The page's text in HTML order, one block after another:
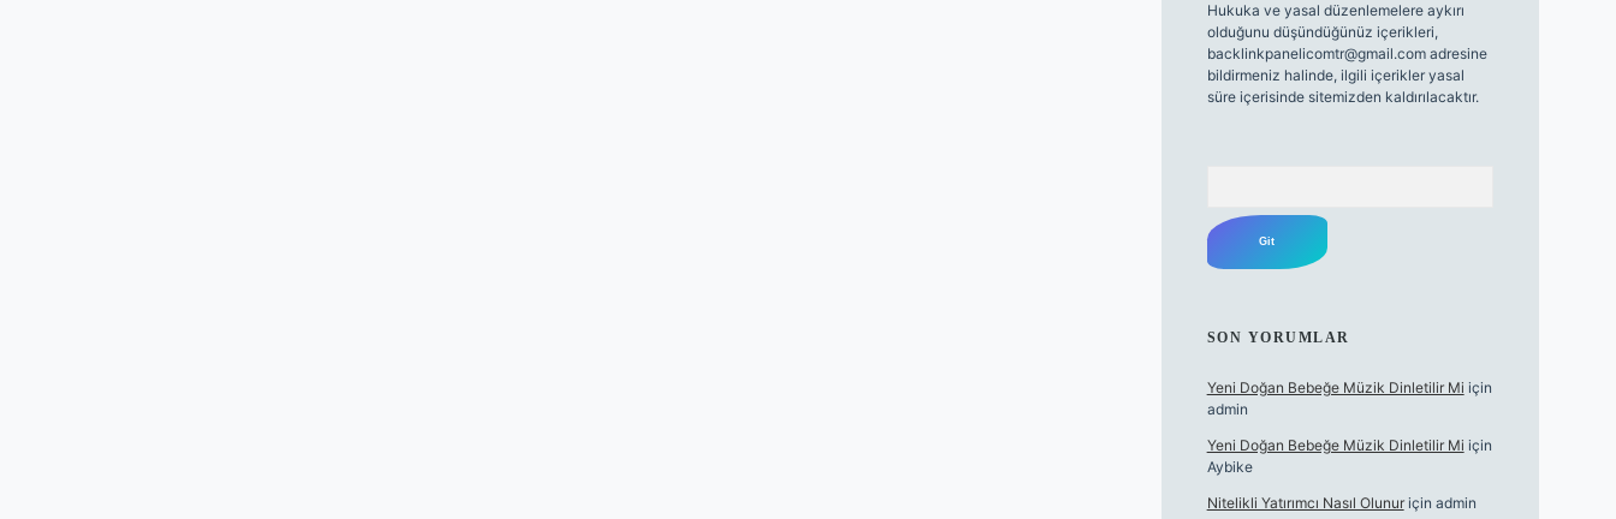
Hukuka ve yasal düzenlemelere aykırı
olduğunu düşündüğünüz içerikleri,
backlinkpanelicomtr@gmail.comadresine
bildirmeniz halinde, ilgili içerikler yasal
süre içerisinde sitemizden kaldırılacaktır.
SON YORUMLAR
Yeni Doğan Bebeğe Müzik Dinletilir Mi için
admin
Yeni Doğan Bebeğe Müzik Dinletilir Mi için
Aybike
Nitelikli Yatırımcı Nasıl Olunuriçin admin